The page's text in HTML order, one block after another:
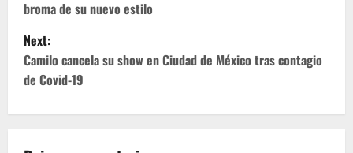
s
t
n
broma de su nuevo estilo
Next:
Camilo cancela su show en Ciudad de México tras contagio
de Covid-19